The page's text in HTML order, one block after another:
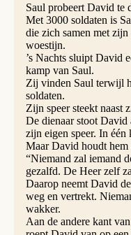
Saul probeert David te
Met 3000 soldaten is
die zich samen met
woestijn.
’s Nachts sluipt David
kamp van Saul.
Zij vinden Saul terwijl
soldaten.
Zijn speer steekt naast
De dienaar stoot David
zijn eigen speer. In
Maar David houdt hem
“Niemand zal iemand
gezalfd. De Heer zelf
Daarop neemt David
weg en vertrekt.
wakker.
Aan de andere kant